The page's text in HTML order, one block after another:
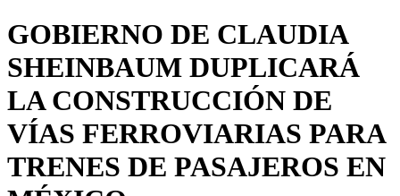
GOBIERNO DE CLAUDIA
SHEINBAUM DUPLICARÁ
LA CONSTRUCCIÓN DE
VÍAS FERROVIARIAS PARA
TRENES DE PASAJEROS EN